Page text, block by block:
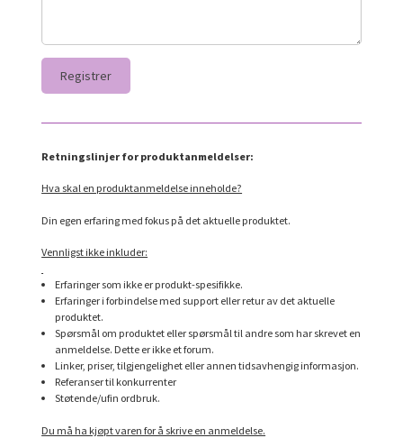
Retningslinjer for produktanmeldelser:
Hva skal en produktanmeldelse inneholde?
Din egen erfaring med fokus på det aktuelle produktet.
Vennligst ikke inkluder:
Erfaringer som ikke er produkt-spesifikke.
Erfaringer i forbindelse med support eller retur av det aktuelle
produktet.
Spørsmål om produktet eller spørsmål til andre som har skrevet en
anmeldelse. Dette er ikke et forum.
Linker, priser, tilgjengelighet eller annen tidsavhengig informasjon.
Referanser til konkurrenter
Støtende/ufin ordbruk.
Du må ha kjøpt varen for å skrive en anmeldelse.